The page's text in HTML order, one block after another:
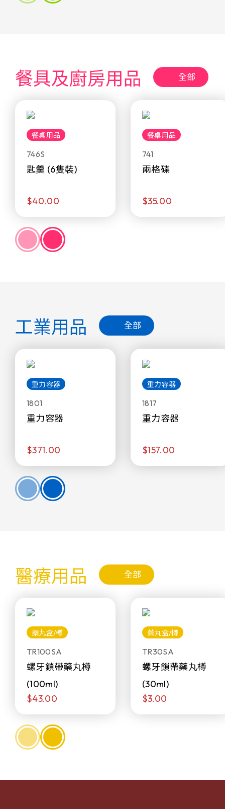
餐具及廚房用品 全部
餐桌用品
746S
匙羹 (6隻裝)
$40.00
餐桌用品
741
兩格碟
$35.00
工業用品 全部
重力容器
1801
重力容器
$371.00
重力容器
1817
重力容器
$157.00
醫療用品 全部
藥丸盒/樽
TR100SA
螺牙鎖帶藥丸樽
(100ml)
$43.00
藥丸盒/樽
TR30SA
螺牙鎖帶藥丸樽
(30ml)
$3.00